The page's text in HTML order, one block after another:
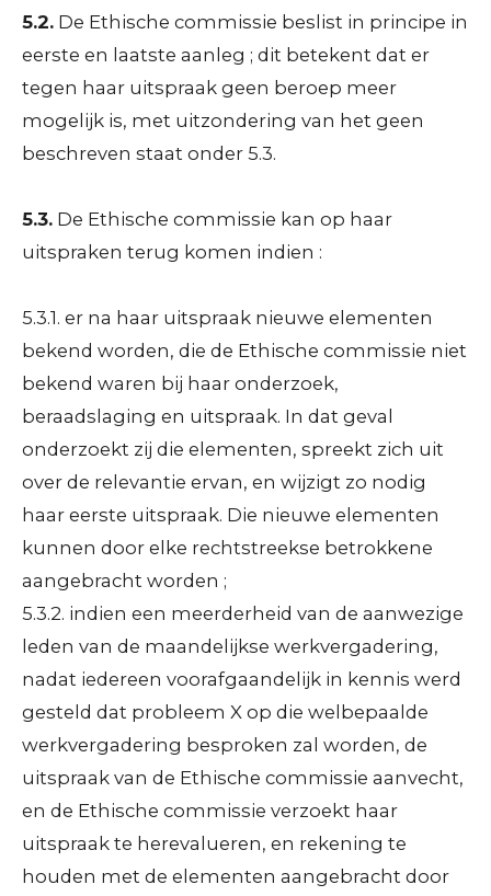
5.2. De Ethische commissie beslist in principe in
eerste en laatste aanleg ; dit betekent dat er
tegen haar uitspraak geen beroep meer
mogelijk is, met uitzondering van het geen
beschreven staat onder 5.3.
5.3. De Ethische commissie kan op haar
uitspraken terug komen indien :
5.3.1. er na haar uitspraak nieuwe elementen
bekend worden, die de Ethische commissie niet
bekend waren bij haar onderzoek,
beraadslaging en uitspraak. In dat geval
onderzoekt zij die elementen, spreekt zich uit
over de relevantie ervan, en wijzigt zo nodig
haar eerste uitspraak. Die nieuwe elementen
kunnen door elke rechtstreekse betrokkene
aangebracht worden ;
5.3.2. indien een meerderheid van de aanwezige
leden van de maandelijkse werkvergadering,
nadat iedereen voorafgaandelijk in kennis werd
gesteld dat probleem X op die welbepaalde
werkvergadering besproken zal worden, de
uitspraak van de Ethische commissie aanvecht,
en de Ethische commissie verzoekt haar
uitspraak te herevalueren, en rekening te
houden met de elementen aangebracht door